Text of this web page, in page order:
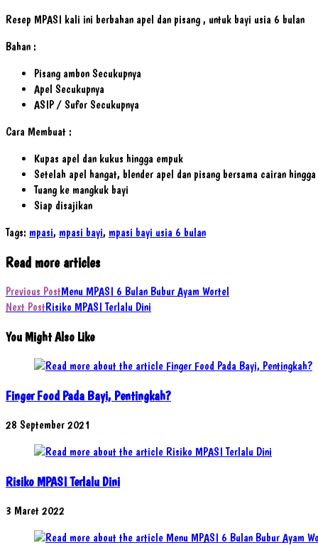
Resep MPASI kali ini berbahan apel dan pisang , untuk bayi usia 6 bulan
Bahan :
Pisang ambon Secukupnya
Apel Secukupnya
ASIP / Sufor Secukupnya
Cara Membuat :
Kupas apel dan kukus hingga empuk
Setelah apel hangat, blender apel dan pisang bersama cairan
Tuang ke mangkuk bayi
Siap disajikan
Tags: mpasi, mpasi bayi, mpasi bayi usia 6 bulan
Read more articles
Previous PostMenu MPASI 6 Bulan Bubur Ayam Wortel
Next PostRisiko MPASI Terlalu Dini
You Might Also Like
Finger Food Pada Bayi, Pentingkah?
28 September 2021
Risiko MPASI Terlalu Dini
3 Maret 2022